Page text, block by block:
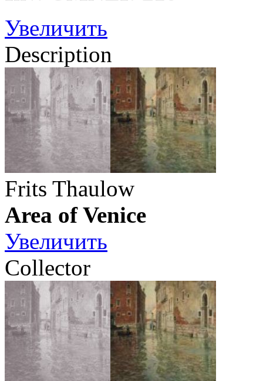
Увеличить
Description
Frits Thaulow
Area of Venice
Увеличить
Collector